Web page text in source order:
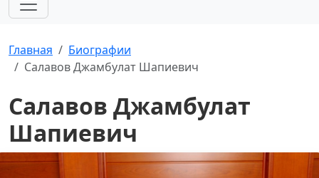
Главная
Биографии
Салавов Джамбулат Шапиевич
Салавов Джамбулат
Шапиевич